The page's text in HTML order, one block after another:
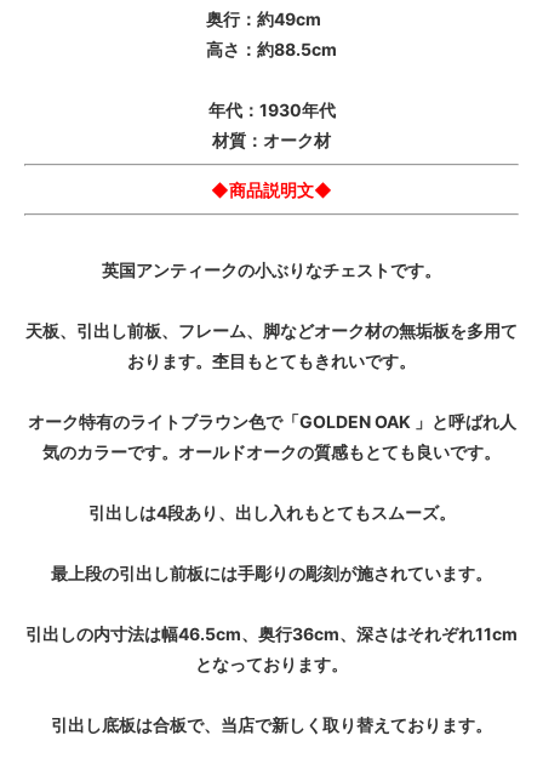
奥行：約49cm
高さ：約88.5cm
年代：1930年代
材質：オーク材
◆商品説明文◆
英国アンティークの小ぶりなチェストです。
天板、引出し前板、フレーム、脚などオーク材の無垢板を多用て
おります。杢目もとてもきれいです。
オーク特有のライトブラウン色で「GOLDEN OAK 」と呼ばれ人
気のカラーです。オールドオークの質感もとても良いです。
引出しは4段あり、出し入れもとてもスムーズ。
最上段の引出し前板には手彫りの彫刻が施されています。
引出しの内寸法は幅46.5cm、奥行36cm、深さはそれぞれ11cm
となっております。
引出し底板は合板で、当店で新しく取り替えております。